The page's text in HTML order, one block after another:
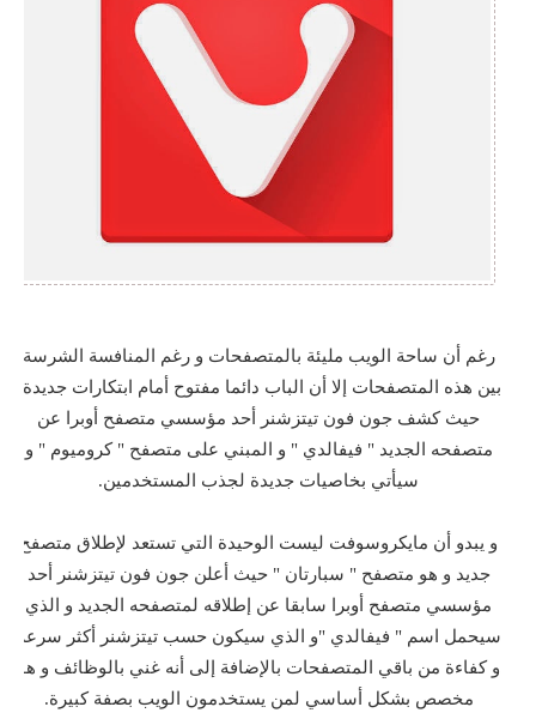
رغم أن ساحة الويب مليئة بالمتصفحات و رغم المنافسة الشرسة
بين هذه المتصفحات إلا أن الباب دائما مفتوح أمام ابتكارات جديدة،
حيث كشف جون فون تيتزشنر أحد مؤسسي متصفح أوبرا عن
متصفحه الجديد " فيفالدي " و المبني على متصفح " كروميوم " و
سيأتي بخاصيات جديدة لجذب المستخدمين.
و يبدو أن مايكروسوفت ليست الوحيدة التي تستعد لإطلاق متصفح
جديد و هو متصفح " سبارتان " حيث أعلن جون فون تيتزشنر أحد
مؤسسي متصفح أوبرا سابقا عن إطلاقه لمتصفحه الجديد و الذي
سيحمل اسم " فيفالدي "و الذي سيكون حسب تيتزشنر أكثر سرعة
و كفاءة من باقي المتصفحات بالإضافة إلى أنه غني بالوظائف و هو
مخصص بشكل أساسي لمن يستخدمون الويب بصفة كبيرة.